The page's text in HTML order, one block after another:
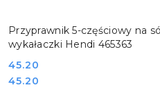
Przyprawnik 5-częściowy na
wykałaczki Hendi 465363
Cena:
45.20
Cena:
45.20